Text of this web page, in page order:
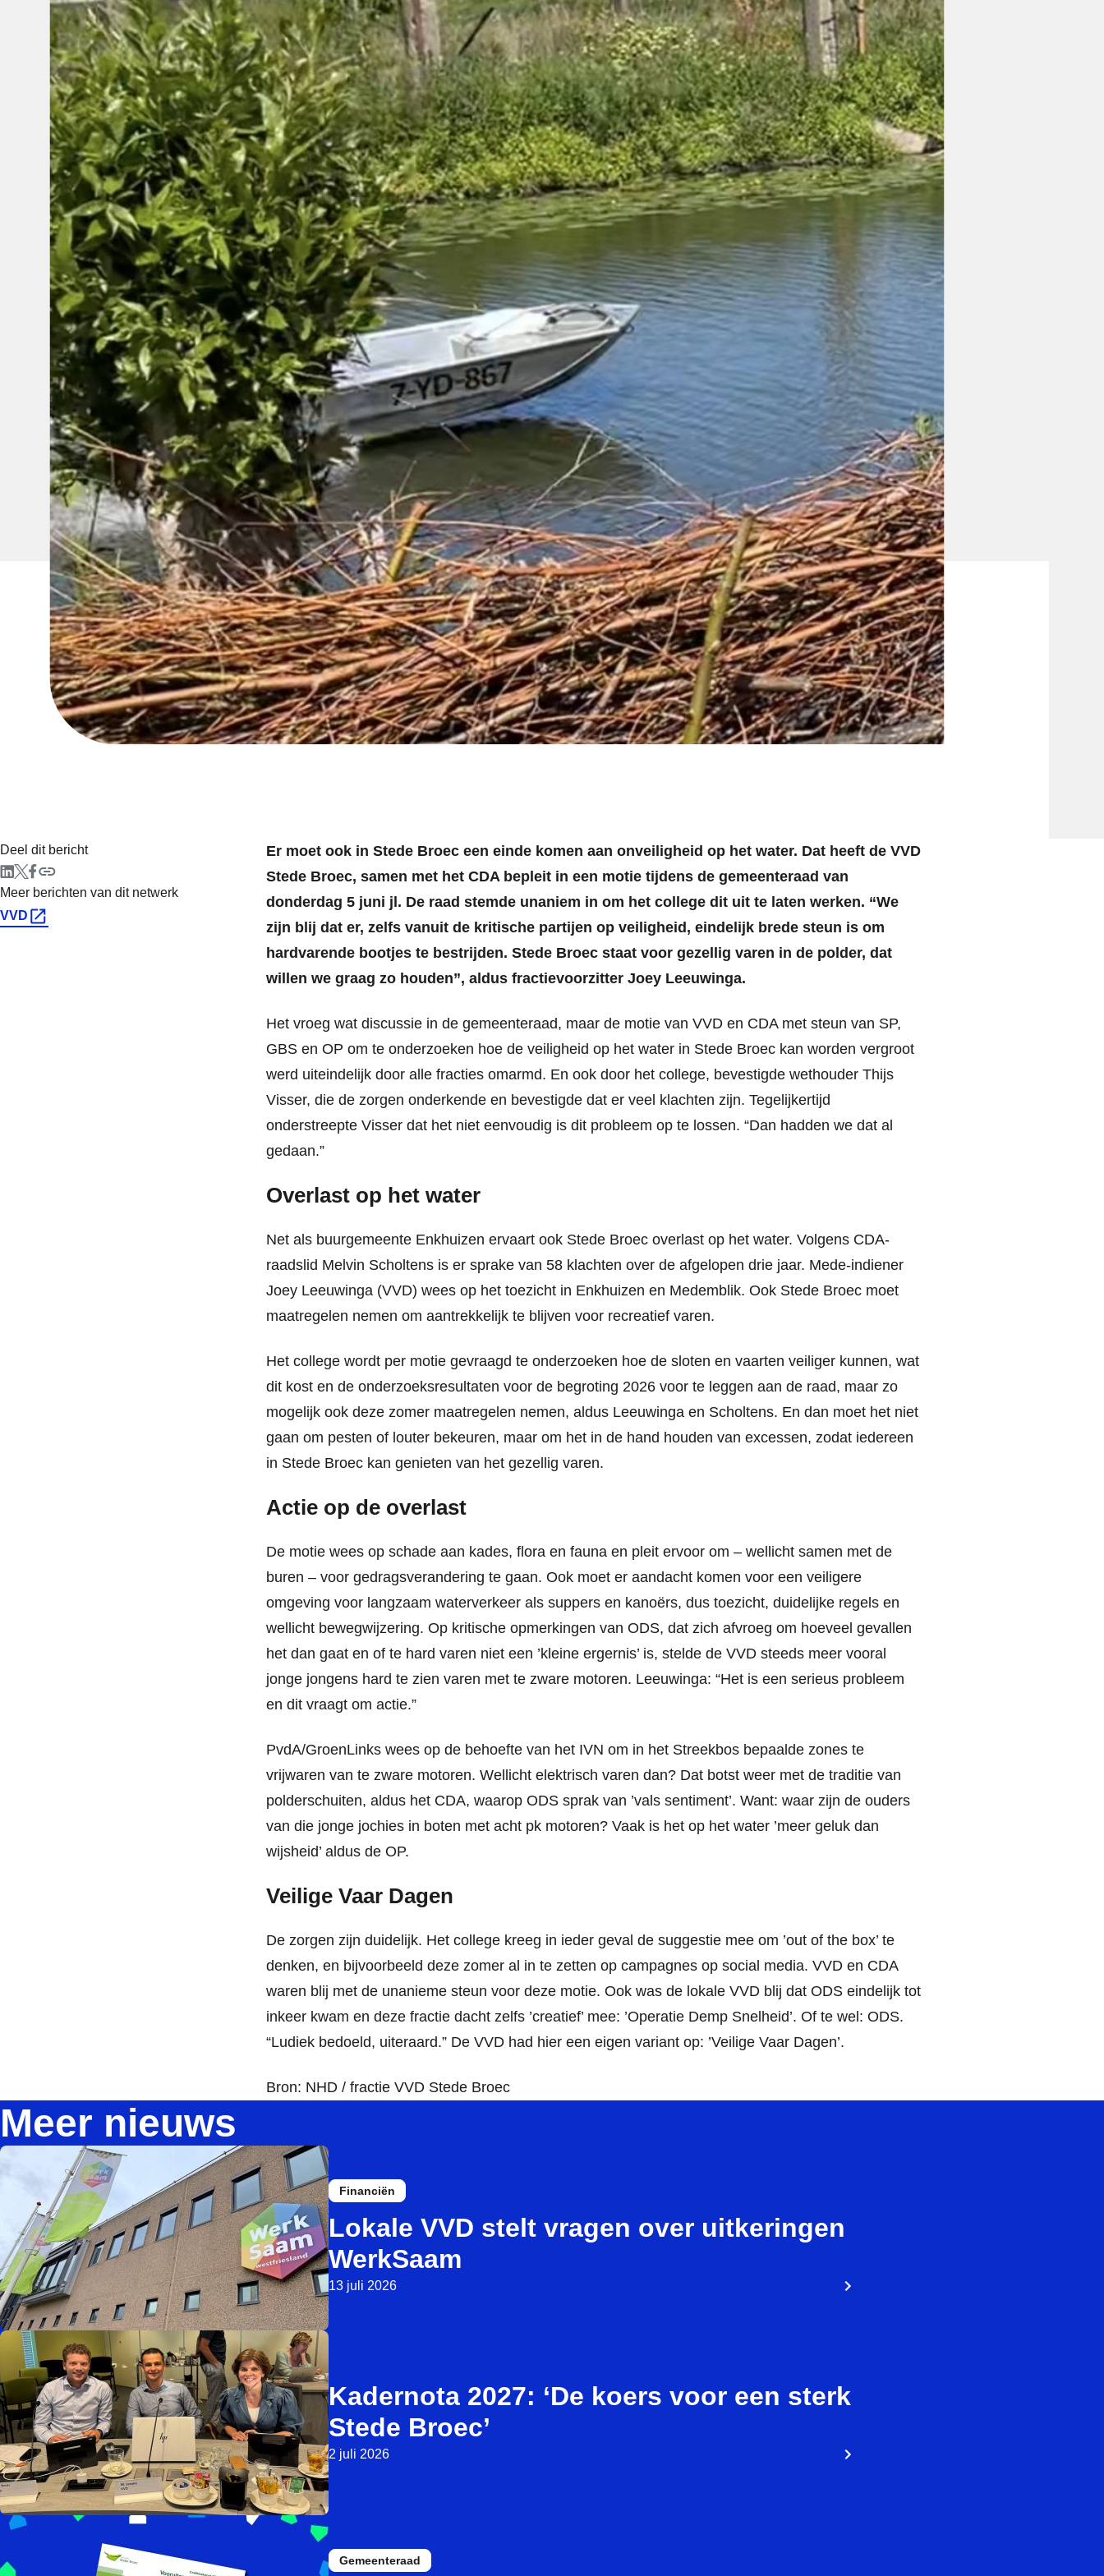
Er moet ook in Stede Broec een einde komen aan onveiligheid op het water. Dat heeft de VVD
Stede Broec, samen met het CDA bepleit in een motie tijdens de gemeenteraad van
donderdag 5 juni jl. De raad stemde unaniem in om het college dit uit te laten werken. “We
zijn blij dat er, zelfs vanuit de kritische partijen op veiligheid, eindelijk brede steun is om
hardvarende bootjes te bestrijden. Stede Broec staat voor gezellig varen in de polder, dat
willen we graag zo houden”, aldus fractievoorzitter Joey Leeuwinga.
Het vroeg wat discussie in de gemeenteraad, maar de motie van VVD en CDA met steun van SP,
GBS en OP om te onderzoeken hoe de veiligheid op het water in Stede Broec kan worden vergroot
werd uiteindelijk door alle fracties omarmd. En ook door het college, bevestigde wethouder Thijs
Visser, die de zorgen onderkende en bevestigde dat er veel klachten zijn. Tegelijkertijd
onderstreepte Visser dat het niet eenvoudig is dit probleem op te lossen. “Dan hadden we dat al
gedaan.”
Overlast op het water
Net als buurgemeente Enkhuizen ervaart ook Stede Broec overlast op het water. Volgens CDA-
raadslid Melvin Scholtens is er sprake van 58 klachten over de afgelopen drie jaar. Mede-indiener
Joey Leeuwinga (VVD) wees op het toezicht in Enkhuizen en Medemblik. Ook Stede Broec moet
maatregelen nemen om aantrekkelijk te blijven voor recreatief varen.
Het college wordt per motie gevraagd te onderzoeken hoe de sloten en vaarten veiliger kunnen, wat
dit kost en de onderzoeksresultaten voor de begroting 2026 voor te leggen aan de raad, maar zo
mogelijk ook deze zomer maatregelen nemen, aldus Leeuwinga en Scholtens. En dan moet het niet
gaan om pesten of louter bekeuren, maar om het in de hand houden van excessen, zodat iedereen
in Stede Broec kan genieten van het gezellig varen.
Actie op de overlast
De motie wees op schade aan kades, flora en fauna en pleit ervoor om – wellicht samen met de
buren – voor gedragsverandering te gaan. Ook moet er aandacht komen voor een veiligere
omgeving voor langzaam waterverkeer als suppers en kanoërs, dus toezicht, duidelijke regels en
wellicht bewegwijzering. Op kritische opmerkingen van ODS, dat zich afvroeg om hoeveel gevallen
het dan gaat en of te hard varen niet een ’kleine ergernis’ is, stelde de VVD steeds meer vooral
jonge jongens hard te zien varen met te zware motoren. Leeuwinga: “Het is een serieus probleem
en dit vraagt om actie.”
PvdA/GroenLinks wees op de behoefte van het IVN om in het Streekbos bepaalde zones te
vrijwaren van te zware motoren. Wellicht elektrisch varen dan? Dat botst weer met de traditie van
polderschuiten, aldus het CDA, waarop ODS sprak van ’vals sentiment’. Want: waar zijn de ouders
van die jonge jochies in boten met acht pk motoren? Vaak is het op het water ’meer geluk dan
wijsheid’ aldus de OP.
Veilige Vaar Dagen
De zorgen zijn duidelijk. Het college kreeg in ieder geval de suggestie mee om ’out of the box’ te
denken, en bijvoorbeeld deze zomer al in te zetten op campagnes op social media. VVD en CDA
waren blij met de unanieme steun voor deze motie. Ook was de lokale VVD blij dat ODS eindelijk tot
inkeer kwam en deze fractie dacht zelfs ’creatief’ mee: ’Operatie Demp Snelheid’. Of te wel: ODS.
“Ludiek bedoeld, uiteraard.” De VVD had hier een eigen variant op: ’Veilige Vaar Dagen’.
Bron: NHD / fractie VVD Stede Broec
Deel dit bericht
Meer berichten van dit netwerk
VVD
Meer nieuws
Lokale VVD stelt vragen over uitkeringen
WerkSaam
Financiën
13 juli 2026
Kadernota 2027: ‘De koers voor een sterk
Stede Broec’
2 juli 2026
Gemeenteraad